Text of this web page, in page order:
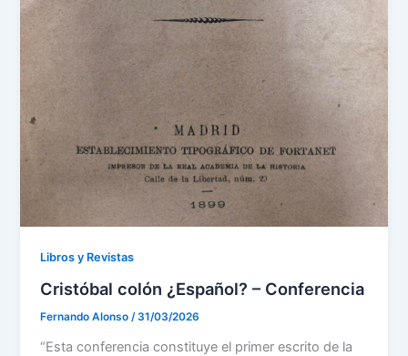
Libros y Revistas
Cristóbal colón ¿Español? – Conferencia
Fernando Alonso/31/03/2026
“Esta conferencia constituye el primer escrito de la